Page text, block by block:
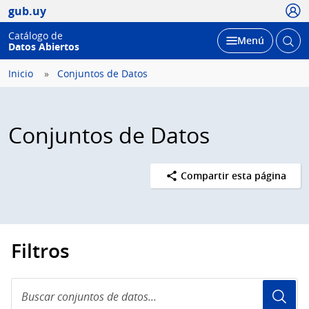
gub.uy
Catálogo de
Datos Abiertos
Desplegar
Menú Abrir
Inicio Conjuntos de Datos
Conjuntos de Datos
Compartir esta página
Filtros
conjuntos